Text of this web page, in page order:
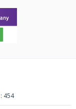
454